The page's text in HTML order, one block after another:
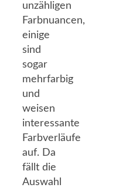
unzähligen
Farbnuancen,
einige
sind
sogar
mehrfarbig
und
weisen
interessante
Farbverläufe
auf. Da
fällt die
Auswahl